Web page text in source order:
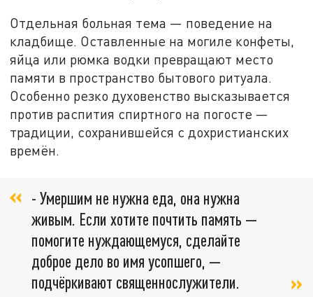
Отдельная больная тема — поведение на
кладбище. Оставленные на могиле конфеты,
яйца или рюмка водки превращают место
памяти в пространство бытового ритуала.
Особенно резко духовенство высказывается
против распития спиртного на погосте —
традиции, сохранившейся с дохристианских
времён.
- Умершим не нужна еда, она нужна
живым. Если хотите почтить память —
помогите нуждающемуся, сделайте
доброе дело во имя усопшего, —
подчёркивают священнослужители.